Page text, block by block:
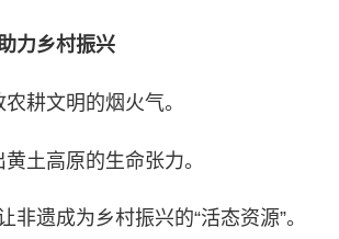
力乡村振兴
耕文明的烟火气。
土高原的生命张力。
遗成为乡村振兴的“活态资源”。